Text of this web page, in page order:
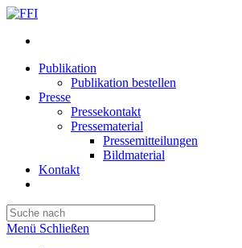
Publikation
Publikation bestellen
Presse
Pressekontakt
Pressematerial
Pressemitteilungen
Bildmaterial
Kontakt
umschalten
Escape
Menü Schließen